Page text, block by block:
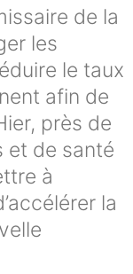
de la
les
le taux
afin de
près de
et de santé
à
la